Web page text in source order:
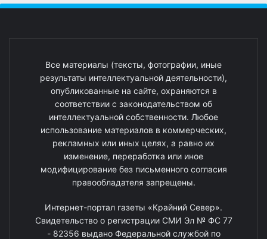
Все материалы (тексты, фотографии, иные
результаты интеллектуальной деятельности),
опубликованные на сайте, охраняются в
соответствии с законодательством об
интеллектуальной собственности. Любое
использование материалов в коммерческих,
рекламных или иных целях, а равно их
изменение, переработка или иное
модифицирование без письменного согласия
правообладателя запрещены.
Интернет-портал газеты «Крайний Север».
Свидетельство о регистрации СМИ Эл № ФС 77
- 82356 выдано Федеральной службой по